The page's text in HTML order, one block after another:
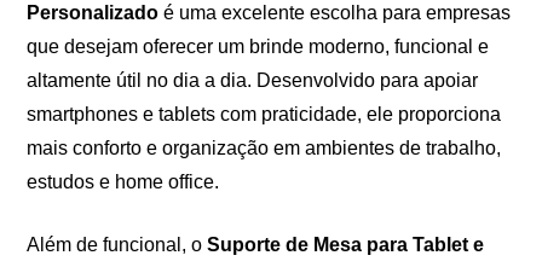
Personalizado é uma excelente escolha para empresas
que desejam oferecer um brinde moderno, funcional e
altamente útil no dia a dia. Desenvolvido para apoiar
smartphones e tablets com praticidade, ele proporciona
mais conforto e organização em ambientes de trabalho,
estudos e home office.
Além de funcional, oSuporte de Mesa para Tablet e